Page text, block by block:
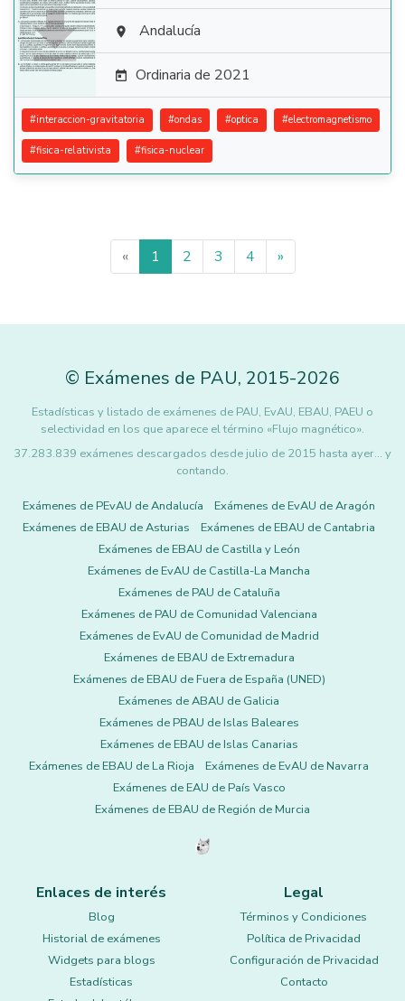
  Andalucía
 Ordinaria de 2021
#interaccion-gravitatoria #ondas #optica #electromagnetismo
#fisica-relativista #fisica-nuclear
« 1 2 3 4 »
© Exámenes de PAU, 2015-2026
Estadísticas y listado de exámenes de PAU, EvAU, EBAU, PAEU o
selectividad en los que aparece el término «Flujo magnético».
37.283.839 exámenes descargados desde julio de 2015 hasta ayer... y
contando.
Exámenes de PEvAU de Andalucía
Exámenes de EvAU de Aragón
Exámenes de EBAU de Asturias
Exámenes de EBAU de Cantabria
Exámenes de EBAU de Castilla y León
Exámenes de EvAU de Castilla-La Mancha
Exámenes de PAU de Cataluña
Exámenes de PAU de Comunidad Valenciana
Exámenes de EvAU de Comunidad de Madrid
Exámenes de EBAU de Extremadura
Exámenes de EBAU de Fuera de España (UNED)
Exámenes de ABAU de Galicia
Exámenes de PBAU de Islas Baleares
Exámenes de EBAU de Islas Canarias
Exámenes de EBAU de La Rioja
Exámenes de EvAU de Navarra
Exámenes de EAU de País Vasco
Exámenes de EBAU de Región de Murcia
Enlaces de interés
Blog
Historial de exámenes
Widgets para blogs
Estadísticas
Legal
Términos y Condiciones
Política de Privacidad
Configuración de Privacidad
Contacto